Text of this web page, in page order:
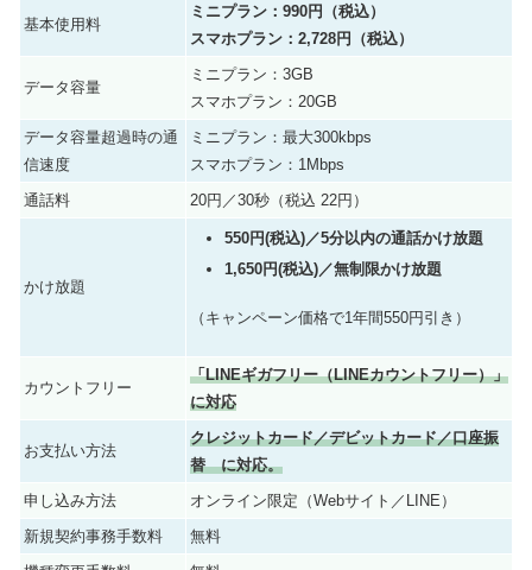
基本使用料
ミニプラン：990円（税込）
スマホプラン：2,728円（税込）
データ容量
ミニプラン：3GB
スマホプラン：20GB
データ容量超過時の通
信速度
ミニプラン：最大300kbps
スマホプラン：1Mbps
通話料
20円／30秒（税込 22円）
かけ放題
550円(税込)／5分以内の通話かけ放題
1,650円(税込)／無制限かけ放題
（キャンペーン価格で1年間550円引き）
カウントフリー
「LINEギガフリー（LINEカウントフリー）」
に対応
お支払い方法
クレジットカード／デビットカード／口座振
替 に対応。
申し込み方法
オンライン限定（Webサイト／LINE）
新規契約事務手数料
無料